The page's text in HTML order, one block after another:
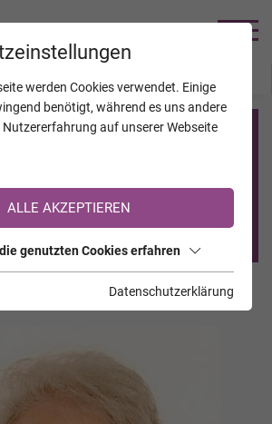
auf TrauerHilfe.it
auf TrauerHilfe.it registriert?
Registrierung <<
werden Cookies verwendet. Einige
benötigt, während es uns andere
Nutzererfahrung auf unserer Webseite
ALLE AKZEPTIEREN
genutzten Cookies erfahren
Datenschutzerklärung
KALENDER VERSTORBENE